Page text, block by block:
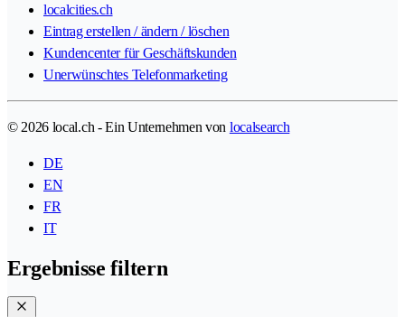
localcities.ch
Eintrag erstellen / ändern / löschen
Kundencenter für Geschäftskunden
Unerwünschtes Telefonmarketing
© 2026 local.ch - Ein Unternehmen von localsearch
DE
EN
FR
IT
Ergebnisse filtern